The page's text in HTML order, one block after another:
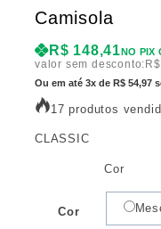
Camisola
R$ 148,41NO PIX
valor sem desconto:R$
Ou em até 3x de R$ 54,97
17 produtos
CLASSIC
Cor
Cor